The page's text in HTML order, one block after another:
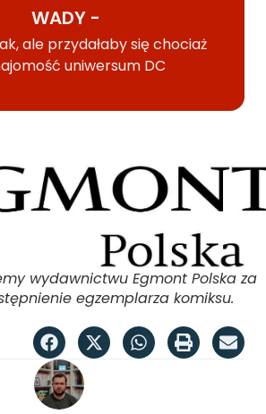
WADY -
ale przydałaby się chociaż
uniwersum DC
wydawnictwu Egmont Polska za
egzemplarza komiksu.